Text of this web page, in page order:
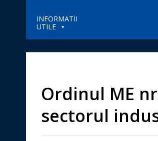
INFORMATII
UTILE
Ordinul ME
sectorul